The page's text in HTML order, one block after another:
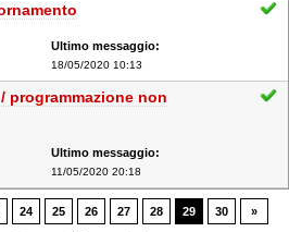
18/05/2020 10:13
programmazione non
11/05/2020 20:18
24 25 26 27 28 29 30 »